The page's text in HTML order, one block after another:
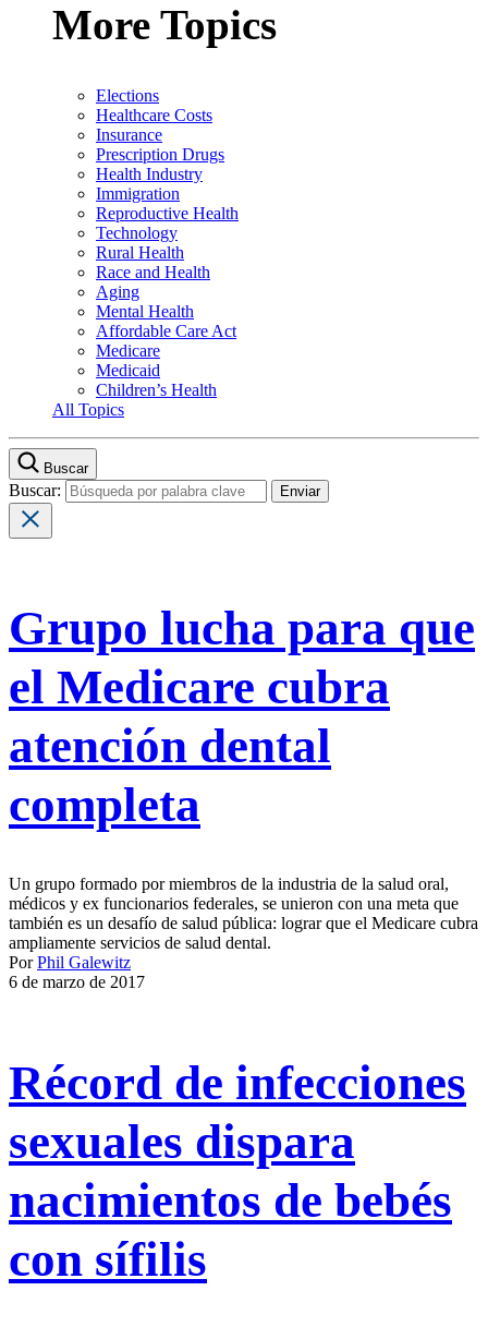
More Topics
Elections
Healthcare Costs
Insurance
Prescription Drugs
Health Industry
Immigration
Reproductive Health
Technology
Rural Health
Race and Health
Aging
Mental Health
Affordable Care Act
Medicare
Medicaid
Children’s Health
All Topics
Buscar
Buscar:
Grupo lucha para que
el Medicare cubra
atención dental
completa
Un grupo formado por miembros de la industria de la salud oral,
médicos y ex funcionarios federales, se unieron con una meta que
también es un desafío de salud pública: lograr que el Medicare cubra
ampliamente servicios de salud dental.
PorPhil Galewitz
6 de marzo de 2017
Récord de infecciones
sexuales dispara
nacimientos de bebés
con sífilis